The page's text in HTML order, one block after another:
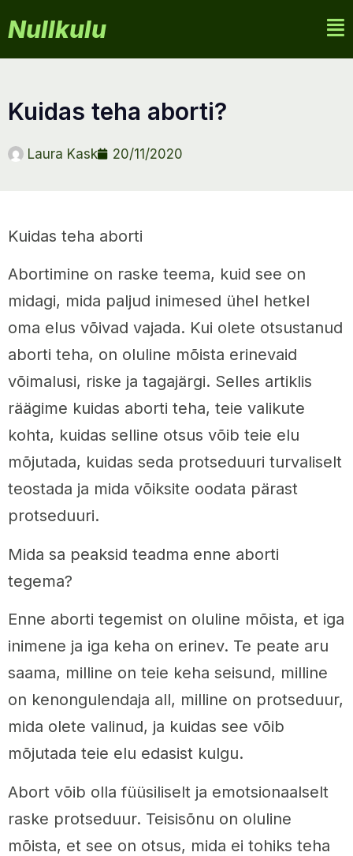
Nullkulu
kuidas teha aborti?
Laura Kask 20/11/2020
Kuidas teha aborti
Abortimine on raske teema, kuid see on
midagi, mida paljud inimesed ühel hetkel
oma elus võivad vajada. Kui olete otsustanud
aborti teha, on oluline mõista erinevaid
võimalusi, riske ja tagajärgi. Selles artiklis
räägime kuidas aborti teha, teie valikute
kohta, kuidas selline otsus võib teie elu
mõjutada, kuidas seda protseduuri turvaliselt
teostada ja mida võiksite oodata pärast
protseduuri.
Mida sa peaksid teadma enne aborti
tegema?
Enne aborti tegemist on oluline mõista, et iga
inimene ja iga keha on erinev. Te peate aru
saama, milline on teie keha seisund, milline
on kenongulendaja all, milline on protseduur,
mida olete valinud, ja kuidas see võib
mõjutada teie elu edasist kulgu.
Abort võib olla füüsiliselt ja emotsionaalselt
raske protseduur. Teisisõnu on oluline
mõista, et see on otsus, mida ei tohiks teha